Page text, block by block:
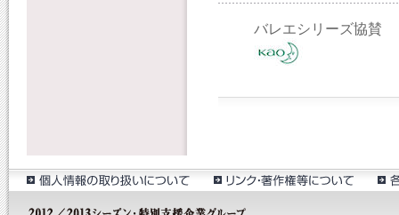
バレエシリーズ協賛